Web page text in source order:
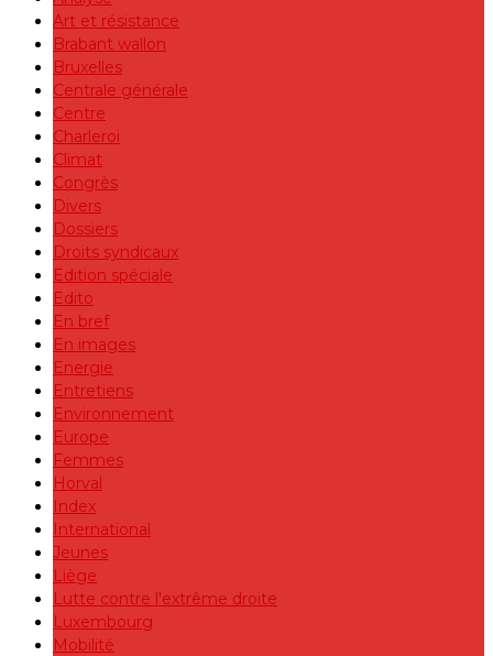
Art et résistance
Brabant wallon
Bruxelles
Centrale générale
Centre
Charleroi
Climat
Congrès
Divers
Dossiers
Droits syndicaux
Edition spéciale
Edito
En bref
En images
Energie
Entretiens
Environnement
Europe
Femmes
Horval
Index
International
Jeunes
Liège
Lutte contre l'extrême droite
Luxembourg
Mobilité